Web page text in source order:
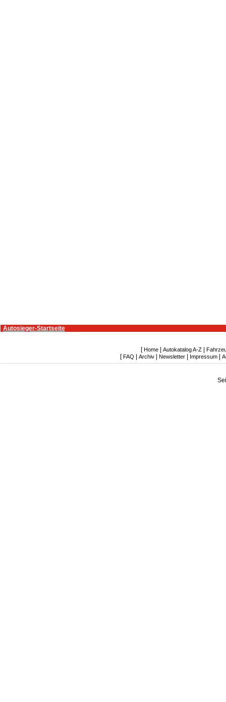
Autosieger-Startseite
[ Home| Autokatalog A-Z|
[ FAQ Archiv Newsletter Impressum